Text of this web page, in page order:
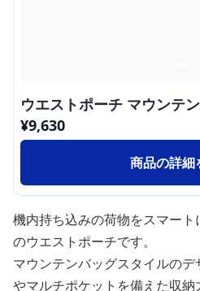
ウエストポーチ マウンテ
¥9,630
商品の詳細
機内持ち込みの荷物をスマー
のウエストポーチです。
マウンテンバッグスタイルの
やマルチポケットを備えた収納